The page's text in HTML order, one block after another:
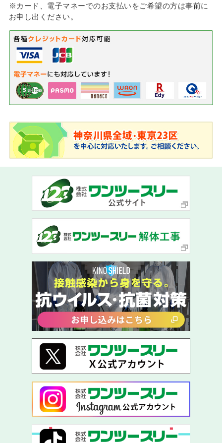
※カード、電子マネーでのお支払いをご希望の方は事前に
お申し出ください。